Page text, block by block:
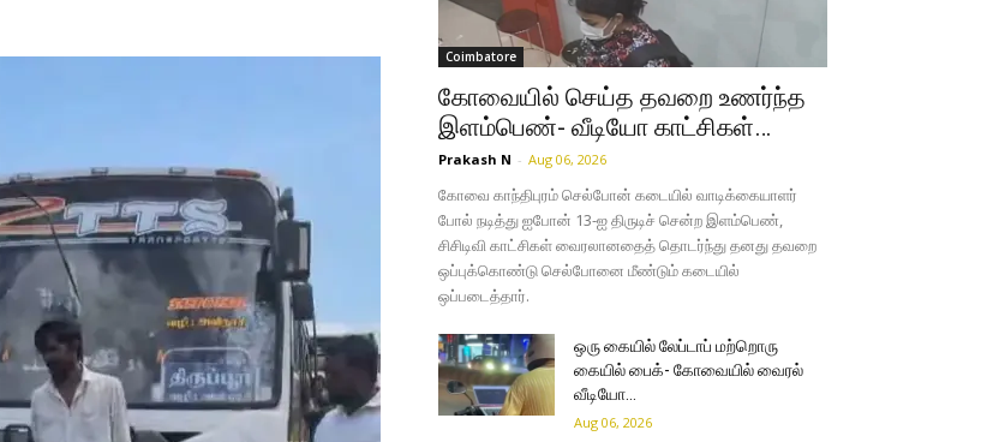
Coimbatore
கோவையில் செய்த தவறை உணர்ந்த
இளம்பெண்- வீடியோ காட்சிகள்…
Prakash N - Aug 06, 2026
கோவை காந்திபுரம் செல்போன் கடையில் வாடிக்கையாளர்
போல் நடித்து ஐபோன் 13-ஐ திருடிச் சென்ற இளம்பெண்,
சிசிடிவி காட்சிகள் வைரலானதைத் தொடர்ந்து தனது தவறை
ஒப்புக்கொண்டு செல்போனை மீண்டும் கடையில்
ஒப்படைத்தார்.
ஒரு கையில் லேப்டாப் மற்றொரு
கையில் பைக்- கோவையில் வைரல்
வீடியோ…
Aug 06, 2026